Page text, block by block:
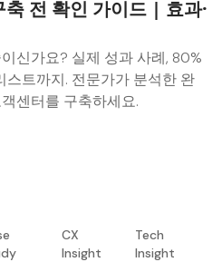
전 확인 가이드 | 효과·
신가요? 실제 성과 사례, 80%
스트까지. 전문가가 분석한 완
센터를 구축하세요.
CX
Insight
Tech
Insight